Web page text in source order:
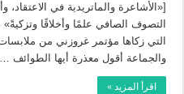
[«الأشاعرة والماتريدية في
التصوف الصافي علمًا وأخلاقًا
التي زكاها مؤتمر غروزني من
والجماعة أقول معذرة أيها الطوائف …
اقرأ المزيد »